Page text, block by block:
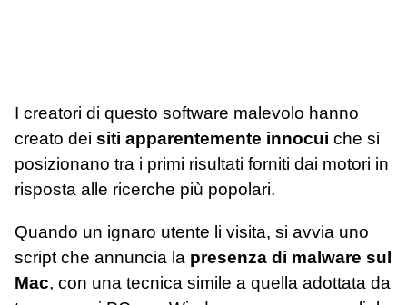
I creatori di questo software malevolo hanno
creato dei siti apparentemente innocui che si
posizionano tra i primi risultati forniti dai motori in
risposta alle ricerche più popolari.
Quando un ignaro utente li visita, si avvia uno
script che annuncia la presenza di malware sul
Mac, con una tecnica simile a quella adottata da